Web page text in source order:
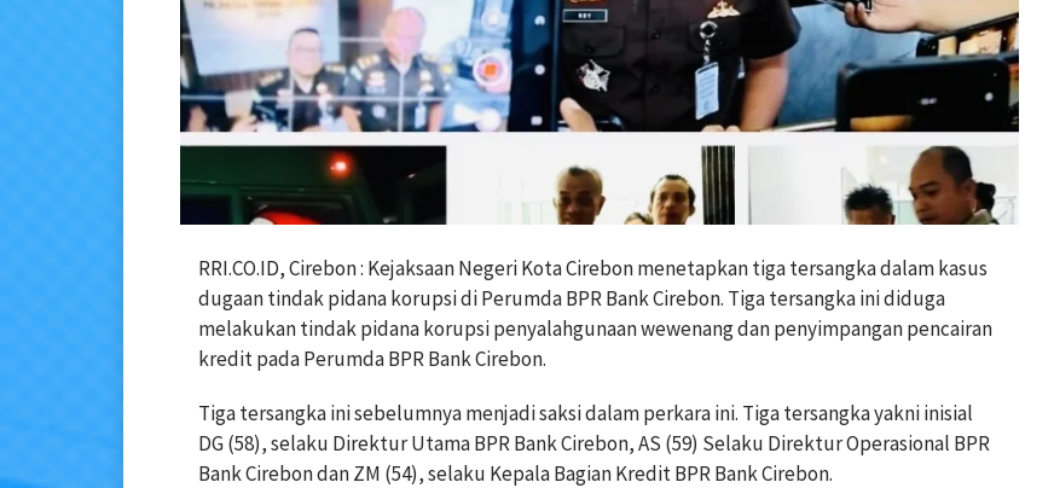
RRI.CO.ID, Cirebon : Kejaksaan Negeri Kota Cirebon menetapkan tiga tersangka dalam kasus
dugaan tindak pidana korupsi di Perumda BPR Bank Cirebon. Tiga tersangka ini diduga
melakukan tindak pidana korupsi penyalahgunaan wewenang dan penyimpangan pencairan
kredit pada Perumda BPR Bank Cirebon.
Tiga tersangka ini sebelumnya menjadi saksi dalam perkara ini. Tiga tersangka yakni inisial
DG (58), selaku Direktur Utama BPR Bank Cirebon, AS (59) Selaku Direktur Operasional BPR
Bank Cirebon dan ZM (54), selaku Kepala Bagian Kredit BPR Bank Cirebon.